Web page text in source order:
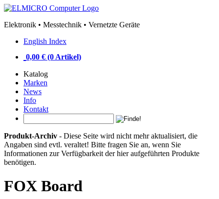
Elektronik • Messtechnik • Vernetzte Geräte
English Index
0,00 € (0 Artikel)
Katalog
Marken
News
Info
Kontakt
Produkt-Archiv - Diese Seite wird nicht mehr aktualisiert, die
Angaben sind evtl. veraltet! Bitte fragen Sie an, wenn Sie
Informationen zur Verfügbarkeit der hier aufgeführten Produkte
benötigen.
FOX Board